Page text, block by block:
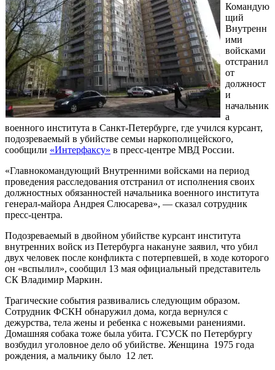
Командую
щий
Внутренн
ими
войсками
отстранил
от
должност
и
начальник
а
военного института в Санкт-Петербурге, где учился курсант,
подозреваемый в убийстве семьи наркополицейского,
сообщили «Интерфаксу» в пресс-центре МВД России.
«Главнокомандующий Внутренними войсками на период
проведения расследования отстранил от исполнения своих
должностных обязанностей начальника военного института
генерал-майора Андрея Слюсарева», — сказал сотрудник
пресс-центра.
Подозреваемый в двойном убийстве курсант института
внутренних войск из Петербурга накануне заявил, что убил
двух человек после конфликта с потерпевшей, в ходе которого
он «вспылил», сообщил 13 мая официальный представитель
СК Владимир Маркин.
Трагические события развивались следующим образом.
Сотрудник ФСКН обнаружил дома, когда вернулся с
дежурства, тела жены и ребенка с ножевыми ранениями.
Домашняя собака тоже была убита. ГСУСК по Петербургу
возбудил уголовное дело об убийстве. Женщина 1975 года
рождения, а мальчику было 12 лет.